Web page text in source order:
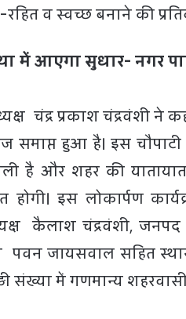
व स्वच्छ बनाने की
में आएगा सुधार- नगर
चंद्र प्रकाश चंद्रवंशी ने
समाप्त हुआ है। इस
है और शहर की
इस लोकार्पण
कैलाश चंद्रवंशी,
पवन जायसवाल सहित
संख्या में गणमान्य